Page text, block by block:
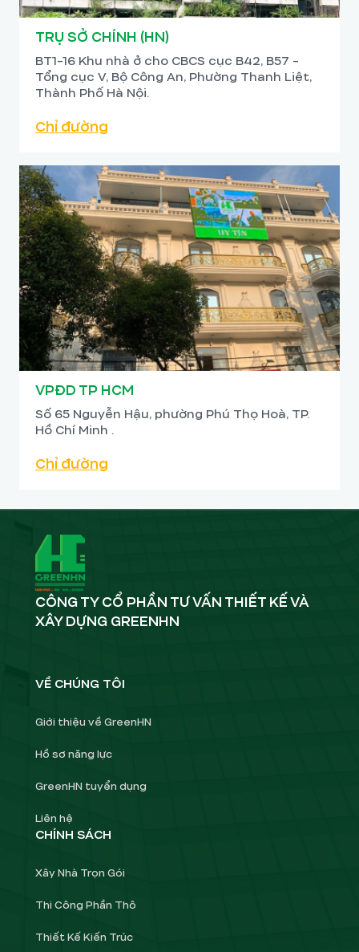
TRỤ SỞ CHÍNH (HN)
BT1-16 Khu nhà ở cho CBCS cục B42, B57 -
Tổng cục V, Bộ Công An, Phường Thanh Liệt,
Thành Phố Hà Nội.
Chỉ đường
VPĐD TP HCM
Số 65 Nguyễn Hậu, phường Phú Thọ Hoà, TP.
Hồ Chí Minh .
Chỉ đường
CÔNG TY CỔ PHẦN TƯ VẤN THIẾT KẾ VÀ
XÂY DỰNG GREENHN
VỀ CHÚNG TÔI
Giới thiệu về GreenHN
Hồ sơ năng lực
GreenHN tuyển dụng
Liên hệ
CHÍNH SÁCH
Xây Nhà Trọn Gói
Thi Công Phần Thô
Thiết Kế Kiến Trúc